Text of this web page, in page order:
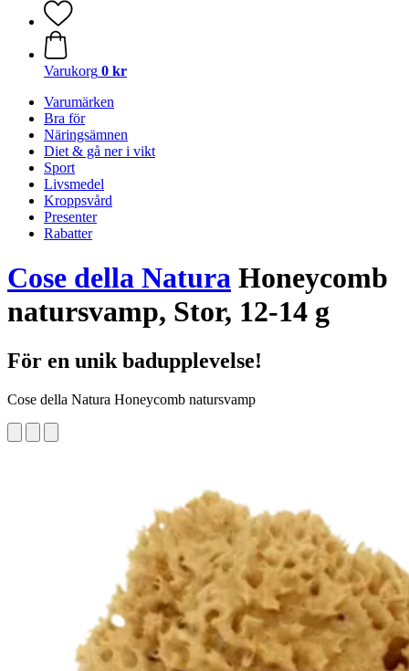
Varukorg 0 kr
Varumärken
Bra för
Näringsämnen
Diet & gå ner i vikt
Sport
Livsmedel
Kroppsvård
Presenter
Rabatter
Cose della Natura Honeycomb
natursvamp, Stor, 12-14 g
För en unik badupplevelse!
Cose della Natura Honeycomb natursvamp